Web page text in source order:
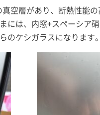
空層があり、断熱性能の
には、内窓+スペーシア硝
のケシガラスになります。